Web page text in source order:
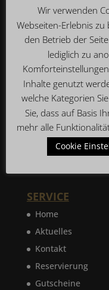
10:30 bis 0:00 Uhr
(Küche von 11:30
KONTAKT
Restaurant
Brauhaus Dellbrück
Dellbrücker
51069 Köln
Telefon: 0221 – 922
SERVICE
Home
Aktuelles
Kontakt
Reservierung
Gutscheine
Wir verwenden
Webseiten-Erlebnis
den Betrieb der
lediglich zu
Inhalte genutzt
welche Kategorien
Sie, dass auf Basis
mehr alle
Cookie